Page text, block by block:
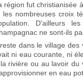
région fut christianisée
les nombreuses croix
D'ailleurs
ne sont-ils
dans le village
ni eau courante, ni
rivière ou au lavoir du
en eau